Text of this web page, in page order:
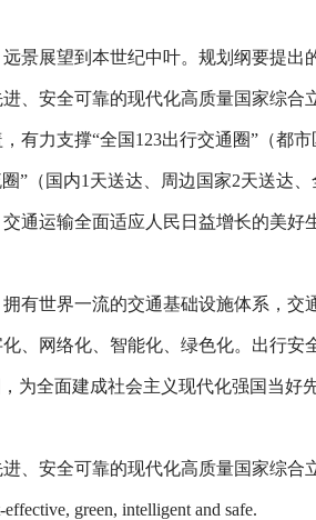
景展望到本世纪中叶。规划纲要提出
、安全可靠的现代化高质量国家综合
有力支撑“全国 123出行交通圈” （都
” （国内1 天送达、周边国家2天送达
通运输全面适应人民日益增长的美好
有世界一流的交通基础设施体系，交
、网络化、智能化、绿色化。出行安
为全面建成社会主义现代化强国当好先
、安全可靠的现代化高质量国家综合
green, intelligent and safe.